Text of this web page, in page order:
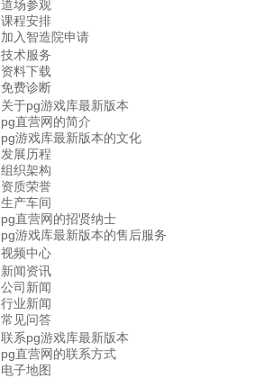
道场参观
课程安排
加入智造院申请
技术服务
资料下载
免费诊断
关于pg游戏库最新版本
pg直营网的简介
pg游戏库最新版本的文化
发展历程
组织架构
资质荣誉
生产车间
pg直营网的招贤纳士
pg游戏库最新版本的售后服务
视频中心
新闻资讯
公司新闻
行业新闻
常见问答
联系pg游戏库最新版本
pg直营网的联系方式
电子地图